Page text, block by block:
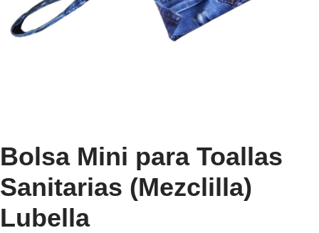
Bolsa Mini para Toallas
Sanitarias (Mezclilla)
Lubella